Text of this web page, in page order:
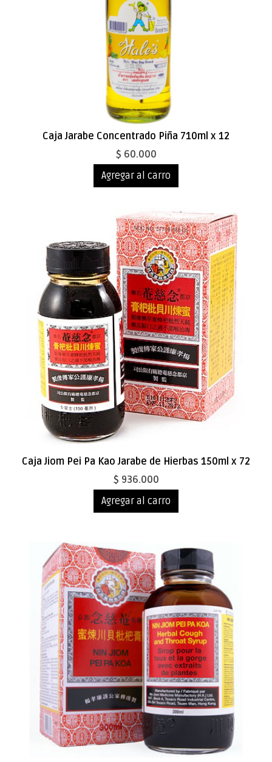
Caja Jarabe Concentrado Piña 710ml x 12
$ 60.000
Agregar al carro
Caja Jiom Pei Pa Kao Jarabe de Hierbas 150ml x 72
$ 936.000
Agregar al carro